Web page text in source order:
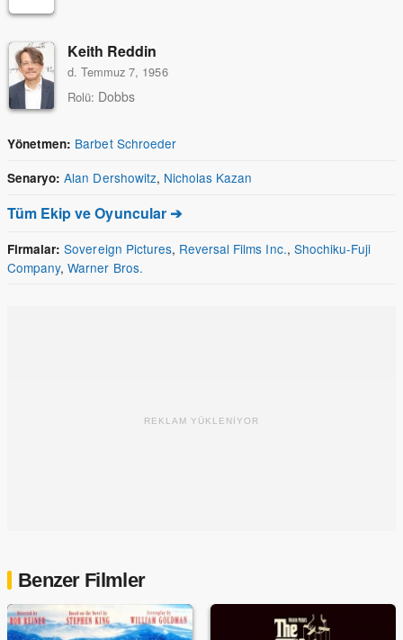
Keith Reddin
d. Temmuz 7, 1956
Rolü: Dobbs
Yönetmen: Barbet Schroeder
Senaryo: Alan Dershowitz, Nicholas Kazan
Tüm Ekip ve Oyuncular ➔
Firmalar: Sovereign Pictures, Reversal Films Inc., Shochiku-Fuji
Company,Warner Bros.
REKLAM YÜKLENİYOR
Benzer Filmler